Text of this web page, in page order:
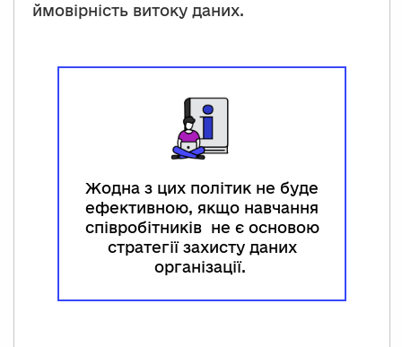
ймовірність витоку даних.
Жодна з цих політик не буде
ефективною, якщо навчання
співробітників не є основою
стратегії захисту даних
організації.